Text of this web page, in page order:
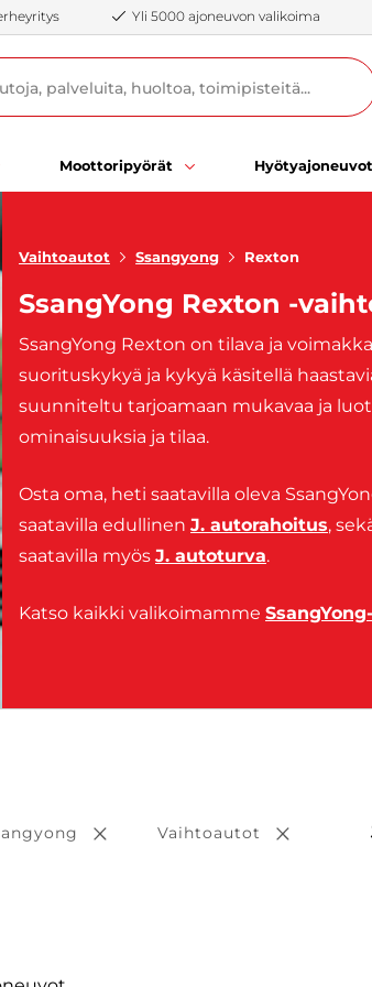
Yli 5000 ajoneuvon valikoima
Moottoripyörät Hyötyajoneuvot
Vaihtoautot Ssangyong Rexton
SsangYong Rexton -
SsangYong Rexton on tilava ja
suorituskykyä ja kykyä käsitellä
suunniteltu tarjoamaan mukavaa ja
ominaisuuksia ja tilaa.
Osta oma, heti saatavilla oleva
saatavilla edullinen J. autorahoitus,
saatavilla myös J. autoturva.
Katso kaikki valikoimamme
Poista valinta
Vaihtoautot Poista